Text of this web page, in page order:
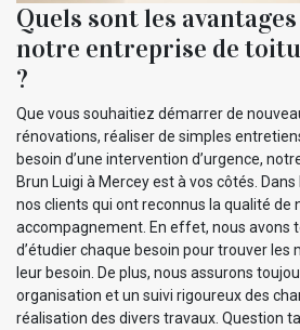
Quels sont les
notre entreprise de
?
Que vous souhaitiez démarrer de
rénovations, réaliser de simples
besoin d’une intervention d’urgence,
Brun Luigi à Mercey est à vos côtés.
nos clients qui ont reconnus la qualité de
accompagnement. En effet, nous avons
d’étudier chaque besoin pour trouver les
leur besoin. De plus, nous assurons
organisation et un suivi rigoureux des
réalisation des divers travaux. Question